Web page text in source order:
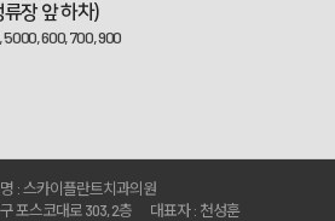
류장 앞 하차)
5000, 600, 700, 900
: 스카이플란트치과의원
포스코대로 303, 2층
대표자 : 천성훈